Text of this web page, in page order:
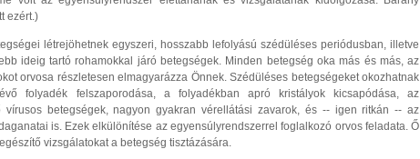
ezért.)
létrejöhetnek egyszeri, hosszabb lefolyású szédüléses periódusban, illetve
ideig tartó rohamokkal járó betegségek. Minden betegség oka más és más, az
orvosa részletesen elmagyarázza Önnek. Szédüléses betegségeket okozhatnak
folyadék felszaporodása, a folyadékban apró kristályok kicsapódása, az
vírusos betegségek, nagyon gyakran vérellátási zavarok, és -- igen ritkán -- az
is. Ezek elkülönítése az egyensúlyrendszerrel foglalkozó orvos feladata. Ő
vizsgálatokat a betegség tisztázására.